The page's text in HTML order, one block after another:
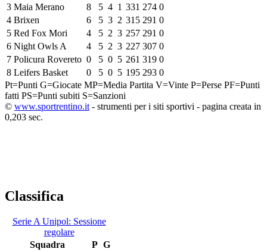
3 Maia Merano 8 5 4 1 331 274 0
4 Brixen 6 5 3 2 315 291 0
5 Red Fox Mori 4 5 2 3 257 291 0
6 Night Owls A 4 5 2 3 227 307 0
7 Policura Rovereto 0 5 0 5 261 319 0
8 Leifers Basket 0 5 0 5 195 293 0
Pt=Punti G=Giocate MP=Media Partita V=Vinte P=Perse PF=Punti
fatti PS=Punti subiti S=Sanzioni
© www.sportrentino.it - strumenti per i siti sportivi - pagina creata in
0,203 sec.
Classifica
Serie A Unipol: Sessione
regolare
Squadra
P G